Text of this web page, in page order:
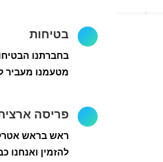
בטיחות
בחברתנו
מטעמנו מעביר
פריסה
ראש בראש
להזמין ואנחנו